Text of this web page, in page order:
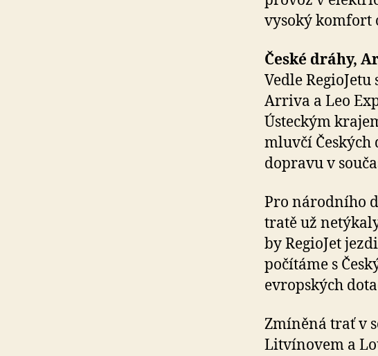
vysoký komfort
České dráhy,
Vedle RegioJetu
Arriva a Leo
Ústeckým
mluvčí
dopravu v
Pro národního
tratě už
by RegioJet
počítáme s
evropských
Zmíněná trať v
Litvínovem a